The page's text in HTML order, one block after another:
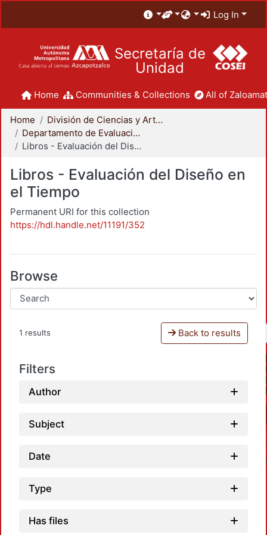
Log In
Secretaría de
Unidad
Home Communities & Collections All of
Home
División de Ciencias y Artes para el Diseño
Departamento de Evaluación del Diseño en el Tiempo
Libros - Evaluación del Diseño en el Tiempo
Libros - Evaluación del Diseño en
el Tiempo
Permanent URI for this collection
https://hdl.handle.net/11191/352
Browse
1 results Back to results
Filters
Author
Subject
Date
Type
Has files